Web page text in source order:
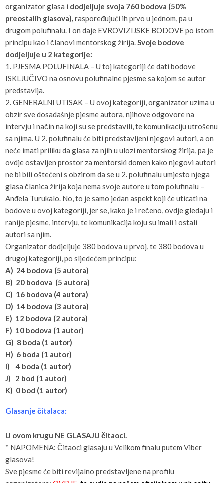
organizator glasa i dodjeljuje svoja 760 bodova (50%
preostalih glasova),raspoređujući ih prvo u jednom, pa u
drugom polufinalu. I on daje EVROVIZIJSKE BODOVE po istom
principu kao i članovi mentorskog žirija.Svoje bodove
dodjeljuje u 2 kategorije:
1. PJESMA POLUFINALA – U toj kategoriji će dati bodove
ISKLJUČIVO na osnovu polufinalne pjesme sa kojom se autor
predstavlja.
2. GENERALNI UTISAK – U ovoj kategoriji, organizator uzima u
obzir sve dosadašnje pjesme autora, njihove odgovore na
intervju i način na koji su se predstavili, te komunikaciju utrošenu
sa njima. U 2. polufinalu će biti predstavljeni njegovi autori, a on
neće imati priliku da glasa za njih u ulozi mentorskog žirija, pa je
ovdje ostavljen prostor za mentorski domen kako njegovi autori
ne bi bili oštećeni s obzirom da se u 2. polufinalu umjesto njega
glasa članica žirija koja nema svoje autore u tom polufinalu –
Anđela Turukalo. No, to je samo jedan aspekt koji će uticati na
bodove u ovoj kategoriji, jer se, kako je i rečeno, ovdje gledaju i
ranije pjesme, intervju, te komunikacija koju su imali i ostali
autori sa njim.
Organizator dodjeljuje 380 bodova u prvoj, te 380 bodova u
drugoj kategoriji, po sljedećem principu:
A) 24 bodova (5 autora)
B) 20 bodova (5 autora)
C) 16 bodova (4 autora)
D) 14 bodova (3 autora)
E) 12 bodova (2 autora)
F) 10 bodova (1 autor)
G) 8 boda (1 autor)
H) 6 boda (1 autor)
I) 4 boda (1 autor)
J) 2 bod (1 autor)
K) 0 bod (1 autor)
Glasanje čitalaca:
U ovom krugu NE GLASAJU čitaoci.
* NAPOMENA: Čitaoci glasaju u Velikom finalu putem Viber
glasova!
Sve pjesme će biti revijalno predstavljene na profilu